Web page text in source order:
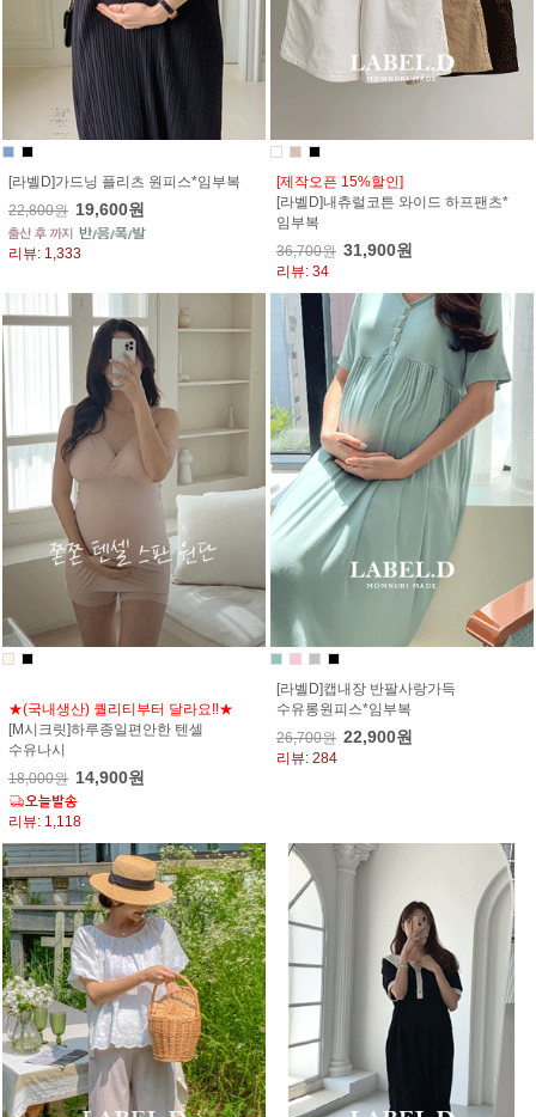
[라벨D]가드닝 플리츠 원피스*임부복
22,800원 19,600원
리뷰: 1,333
[제작오픈 15%할인]
[라벨D]내츄럴코튼 와이드 하프팬츠*
임부복
36,700원 31,900원
리뷰: 34
★(국내생산) 퀄리티부터 달라요!!★
[M시크릿]하루종일편안한 텐셀
수유나시
18,000원 14,900원
리뷰: 1,118
[라벨D]캡내장 반팔사랑가득
수유롱원피스*임부복
26,700원 22,900원
리뷰: 284